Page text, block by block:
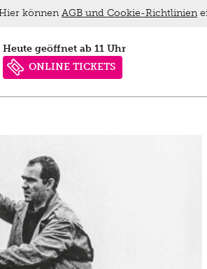
heute geöffnet ab 11 Uhr
ONLINE TICKETS
könnenAGB und Cookie-Richtlinien